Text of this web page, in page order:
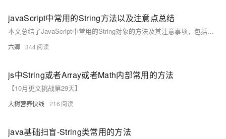
javaScript中常用的String方法以及注意点总结
本文总结了JavaScript中常用的String对象的方法及其注意事项，包括大小写转换、字符获取、子字符串截取、字符串拼接、去除空格、替换、分割以及查找字符串中字符的索引等操作。提供了每种方法的使用示例代码，帮助理解它们的具体用法和差异。
六卿 344
js中String或者Array或者Math内部常用的方法
【10月更文挑战第29天】
大树营养快线 216
java基础扫盲-String类常用的方法